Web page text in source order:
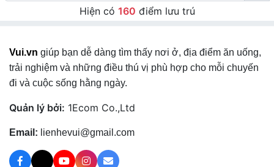
Hiện có 160 điểm lưu trú
Vui.vn giúp bạn dễ dàng tìm thấy nơi ở, địa điểm ăn uống,
trải nghiệm và những điều thú vị phù hợp cho mỗi chuyến
đi và cuộc sống hằng ngày.
Quản lý bởi: 1Ecom Co.,Ltd
Email: lienhevui@gmail.com